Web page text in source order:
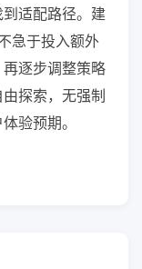
适配路径。建
急于投入额外
逐步调整策略
探索，无强制
验预期。